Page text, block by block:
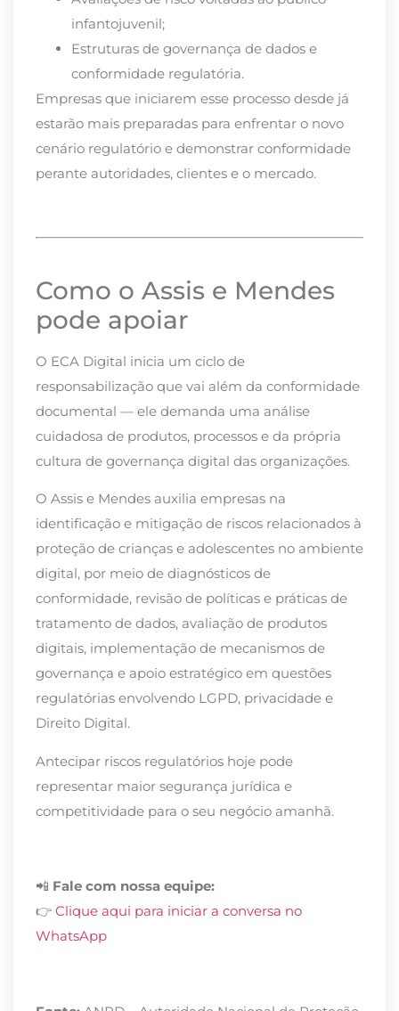
infantojuvenil;
Estruturas de governança de dados e
conformidade regulatória.
Empresas que iniciarem esse processo desde já
estarão mais preparadas para enfrentar o novo
cenário regulatório e demonstrar conformidade
perante autoridades, clientes e o mercado.
Como o Assis e Mendes
pode apoiar
O ECA Digital inicia um ciclo de
responsabilização que vai além da conformidade
documental — ele demanda uma análise
cuidadosa de produtos, processos e da própria
cultura de governança digital das organizações.
O Assis e Mendes auxilia empresas na
identificação e mitigação de riscos relacionados à
proteção de crianças e adolescentes no ambiente
digital, por meio de diagnósticos de
conformidade, revisão de políticas e práticas de
tratamento de dados, avaliação de produtos
digitais, implementação de mecanismos de
governança e apoio estratégico em questões
regulatórias envolvendo LGPD, privacidade e
Direito Digital.
Antecipar riscos regulatórios hoje pode
representar maior segurança jurídica e
competitividade para o seu negócio amanhã.
📲 Fale com nossa equipe:
👉 Clique aqui para iniciar a conversa no
WhatsApp